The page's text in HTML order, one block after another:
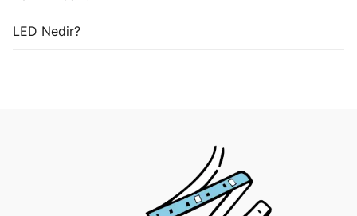
LED Nedir?